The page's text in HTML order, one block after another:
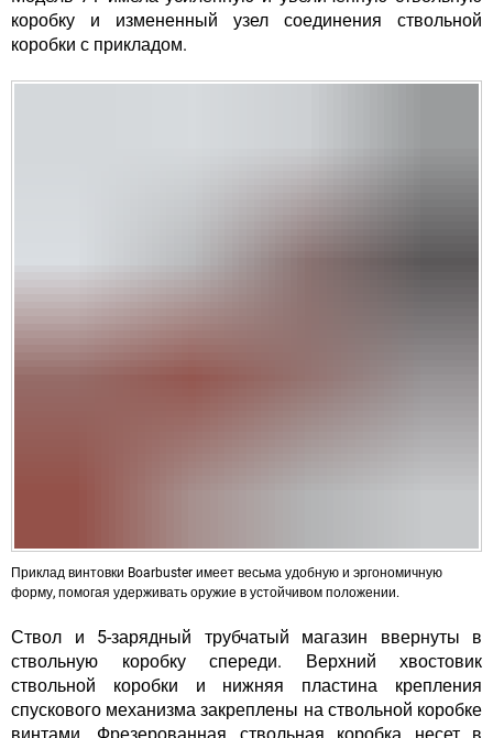
коробку и измененный узел соединения ствольной
коробки с прикладом.
Приклад винтовки Boarbuster имеет весьма удобную и эргономичную
форму, помогая удерживать оружие в устойчивом положении.
Ствол и 5-зарядный трубчатый магазин ввернуты в
ствольную коробку спереди. Верхний хвостовик
ствольной коробки и нижняя пластина крепления
спускового механизма закреплены на ствольной коробке
винтами. Фрезерованная ствольная коробка несет в